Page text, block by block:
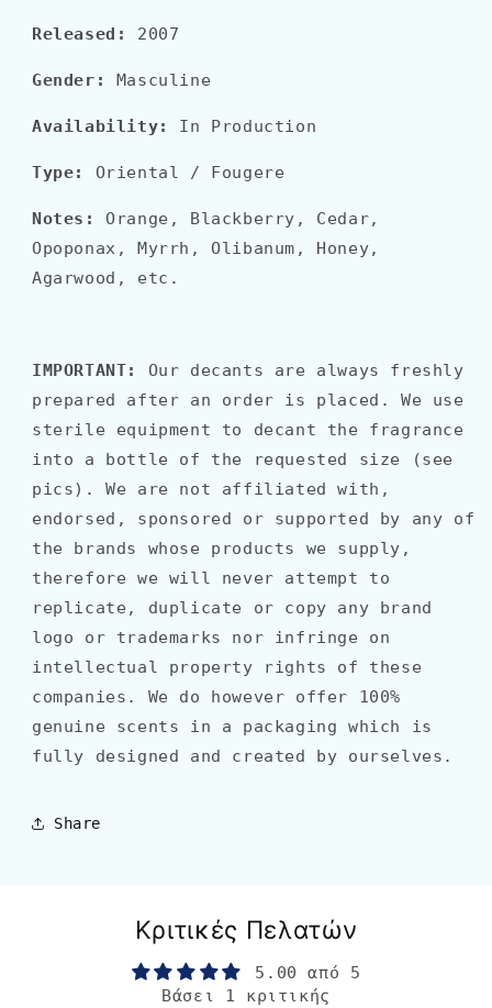
Released: 2007
Gender: Masculine
Availability: In Production
Type: Oriental / Fougere
Notes:
Orange, Blackberry, Cedar,
Opoponax, Myrrh, Olibanum, Honey,
Agarwood, etc.
IMPORTANT:
Our decants are always freshly
prepared after an order is placed. We use
sterile equipment to decant the fragrance
into a bottle of the requested size (see
pics). We are not affiliated with,
endorsed, sponsored or supported by any of
the brands whose products we supply,
therefore we will never attempt to
replicate, duplicate or copy any brand
logo or trademarks nor infringe on
intellectual property rights of these
companies. We do however offer 100%
genuine scents in a packaging which is
fully designed and created by ourselves.
Share
Κριτικές Πελατών
5.00 από 5
Βάσει 1 κριτικής